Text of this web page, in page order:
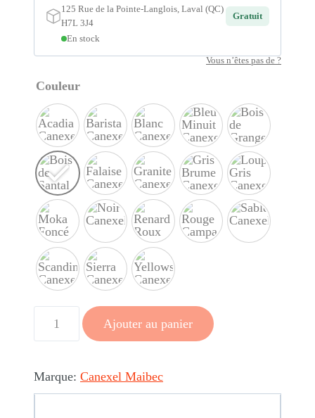
125 Rue de la Pointe-Langlois, Laval (QC)
H7L 3J4
En stock
Gratuit
Vous n’êtes pas de ?
Couleur
V-
Style
Ajouter au panier
Marque: Canexel Maibec